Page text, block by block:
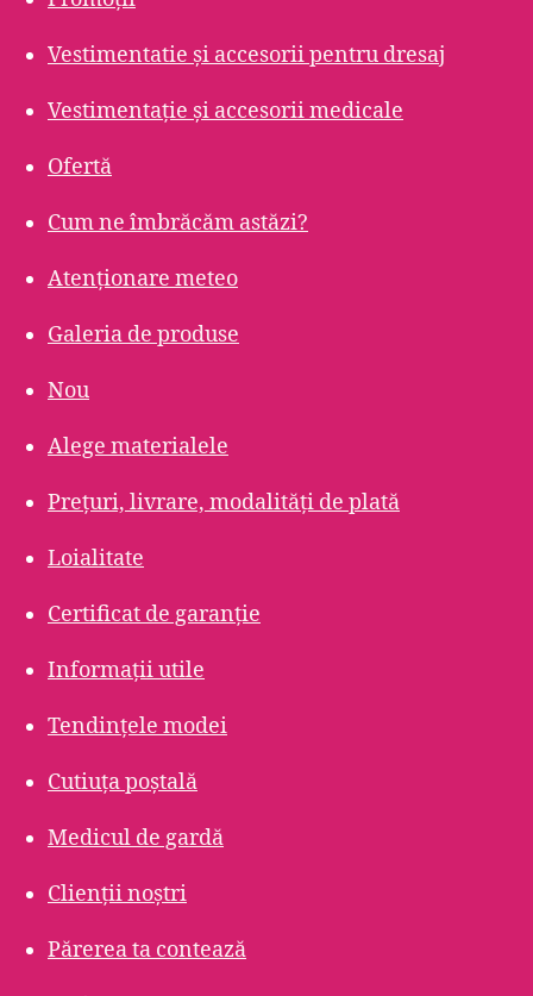
Vestimentatie și accesorii pentru dresaj
Vestimentație și accesorii medicale
Ofertă
Cum ne îmbrăcăm astăzi?
Atenționare meteo
Galeria de produse
Nou
Alege materialele
Prețuri, livrare, modalități de plată
Loialitate
Certificat de garanție
Informații utile
Tendințele modei
Cutiuța poștală
Medicul de gardă
Clienții noștri
Părerea ta contează